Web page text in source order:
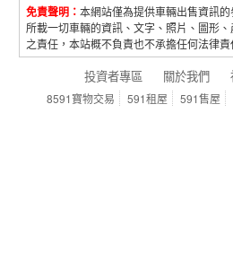
免責聲明： 本網站僅為提供車輛出售資訊
所載一切車輛的資訊、文字、照片、圖形
之責任，本站概不負責也不承擔任何法律責
投資者專區 關於我們
8591寶物交易 591租屋 591售屋